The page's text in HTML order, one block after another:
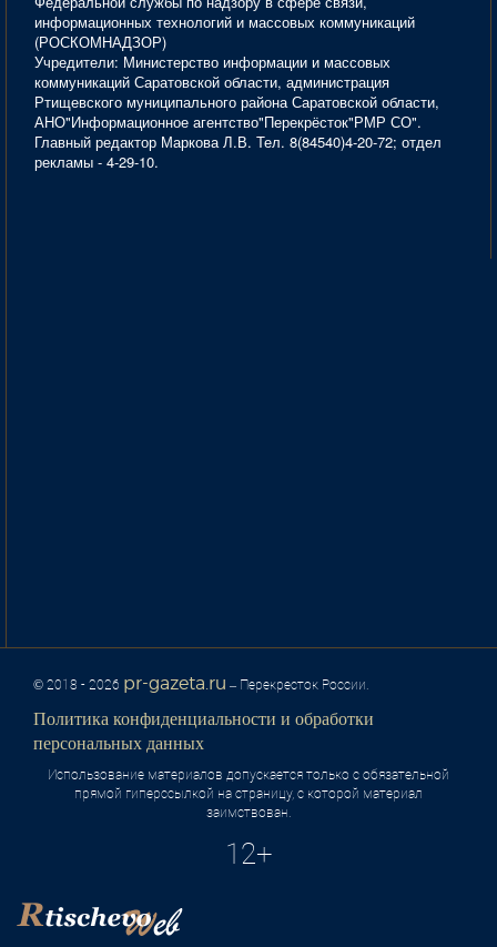
информационных технологий и массовых коммуникаций
(РОСКОМНАДЗОР)
Учредители: Министерство информации и массовых
коммуникаций Саратовской области, администрация
Ртищевского муниципального района Саратовской области,
АНО"Информационное агентство"Перекрёсток"РМР СО".
Главный редактор Маркова Л.В. Тел. 8(84540)4-20-72; отдел
рекламы - 4-29-10.
© 2018 - 2026 pr-gazeta.ru – Перекресток России.
Политика конфиденциальности и обработки
персональных данных
Использование материалов допускается только с обязательной
прямой гиперссылкой на страницу, с которой материал
заимствован.
12+